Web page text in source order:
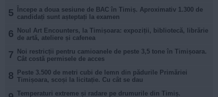
5
Începe a doua sesiune de BAC în Timiș. Aproximativ 1.300 de
candidați sunt așteptați la examen
6
Noul Art Encounters, la Timișoara: expoziții, bibliotecă, librărie
de artă, ateliere și cafenea
7
Noi restricții pentru camioanele de peste 3,5 tone în Timișoara.
Cât costă permisele de acces
8
Peste 3.500 de metri cubi de lemn din pădurile Primăriei
Timișoara, scoși la licitație. Cu cât se dau
Temperaturi extreme și radare pe drumurile din Timiș.